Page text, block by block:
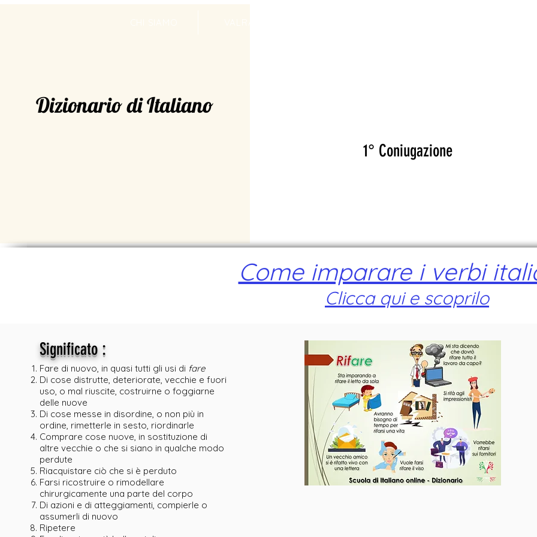
Dizionario di Italiano
1° Coniugazione
Come imparare i verbi
Clicca qui e scoprilo
Significato:
Fare di nuovo, in quasi tutti gli usi di fare
Di cose distrutte, deteriorate, vecchie e fuori
uso, o mal riuscite, costruirne o foggiarne
delle nuove
Di cose messe in disordine, o non più in
ordine, rimetterle in sesto, riordinarle
Comprare cose nuove, in sostituzione di
altre vecchie o che si siano in qualche modo
perdute
Riacquistare ciò che si è perduto
Farsi ricostruire o rimodellare
chirurgicamente una parte del corpo
Di azioni e di atteggiamenti, compierle o
assumerli di nuovo
Ripetere